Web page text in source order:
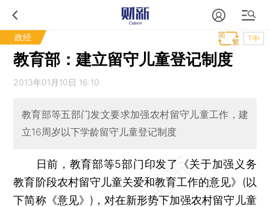
政经 T中
教育部：建立留守儿童登记制度
2013年01月10日 16:10
教育部等五部门发文要求加强农村留守儿童工作，建
立16周岁以下学龄留守儿童登记制度
日前，教育部等5部门印发了《关于加强义务
教育阶段农村留守儿童关爱和教育工作的意见》(以
下简称《意见》)，对在新形势下加强农村留守儿童